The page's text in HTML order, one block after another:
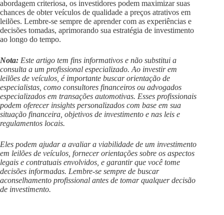
abordagem criteriosa, os investidores podem maximizar suas
chances de obter veículos de qualidade a preços atrativos em
leilões. Lembre-se sempre de aprender com as experiências e
decisões tomadas, aprimorando sua estratégia de investimento
ao longo do tempo.
Nota: Este artigo tem fins informativos e não substitui a
consulta a um profissional especializado. Ao investir em
leilões de veículos, é importante buscar orientação de
especialistas, como consultores financeiros ou advogados
especializados em transações automotivas. Esses profissionais
podem oferecer insights personalizados com base em sua
situação financeira, objetivos de investimento e nas leis e
regulamentos locais.
Eles podem ajudar a avaliar a viabilidade de um investimento
em leilões de veículos, fornecer orientações sobre os aspectos
legais e contratuais envolvidos, e garantir que você tome
decisões informadas. Lembre-se sempre de buscar
aconselhamento profissional antes de tomar qualquer decisão
de investimento.